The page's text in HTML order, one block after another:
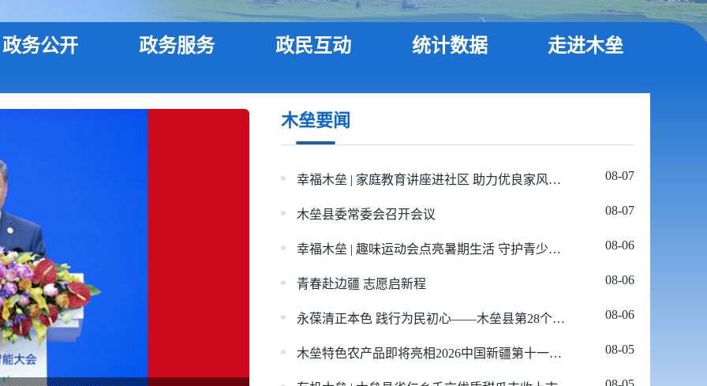
政务公开 政务服务 政民互动 统计数据 走进木垒
木垒要闻
幸福木垒 | 家庭教育讲座进社区 助力优良家风建设 08-07
木垒县委常委会召开会议 08-07
幸福木垒 | 趣味运动会点亮暑期生活 守护青少年快乐成长 08-06
青春赴边疆 志愿启新程 08-06
永葆清正本色 践行为民初心——木垒县第28个党风廉政教育月活动综述 08-06
木垒特色农产品即将亮相2026中国新疆第十一届种子展示交易会 08-05